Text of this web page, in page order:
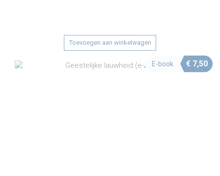
Toevoegen aan winkelwagen
E-book € 7,50